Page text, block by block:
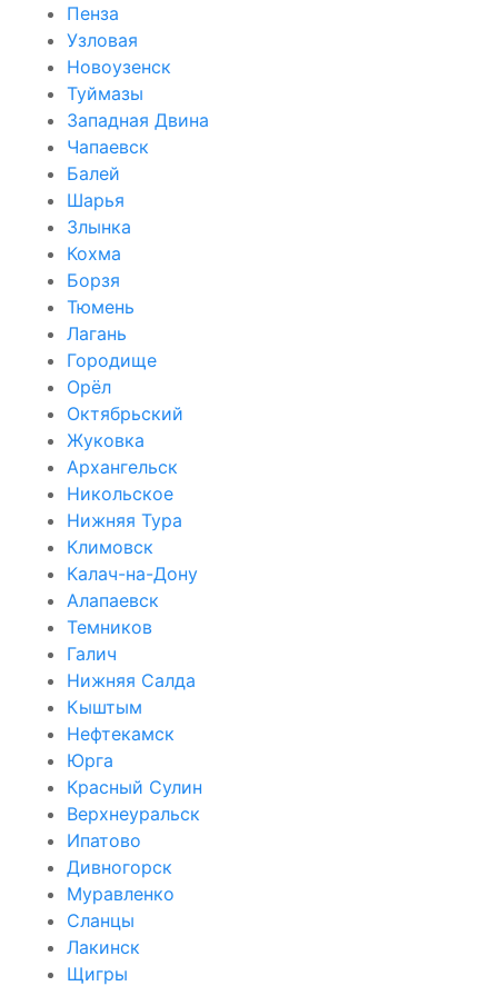
Пенза
Узловая
Новоузенск
Туймазы
Западная Двина
Чапаевск
Балей
Шарья
Злынка
Кохма
Борзя
Тюмень
Лагань
Городище
Орёл
Октябрьский
Жуковка
Архангельск
Никольское
Нижняя Тура
Климовск
Калач-на-Дону
Алапаевск
Темников
Галич
Нижняя Салда
Кыштым
Нефтекамск
Юрга
Красный Сулин
Верхнеуральск
Ипатово
Дивногорск
Муравленко
Сланцы
Лакинск
Щигры